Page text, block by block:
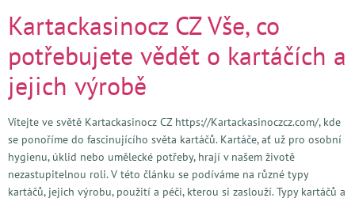
Kartackasinocz CZ Vše, co
potřebujete vědět o kartáčích a
jejich výrobě
Vítejte ve světě Kartackasinocz CZ https://Kartackasinoczcz.com/, kde
se ponoříme do fascinujícího světa kartáčů. Kartáče, ať už pro osobní
hygienu, úklid nebo umělecké potřeby, hrají v našem životě
nezastupitelnou roli. V této článku se podíváme na různé typy
kartáčů, jejich výrobu, použití a péči, kterou si zaslouží. Typy kartáčů a